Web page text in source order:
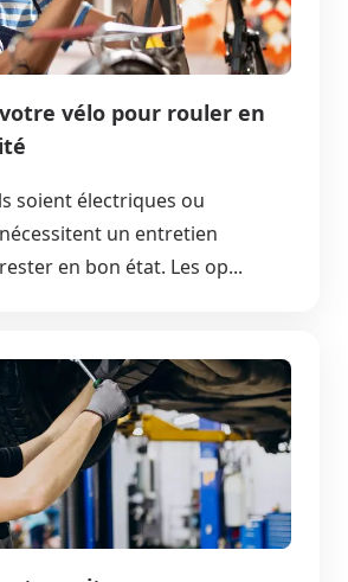
vélo pour rouler en
soient électriques ou
un entretien
en bon état. Les op...